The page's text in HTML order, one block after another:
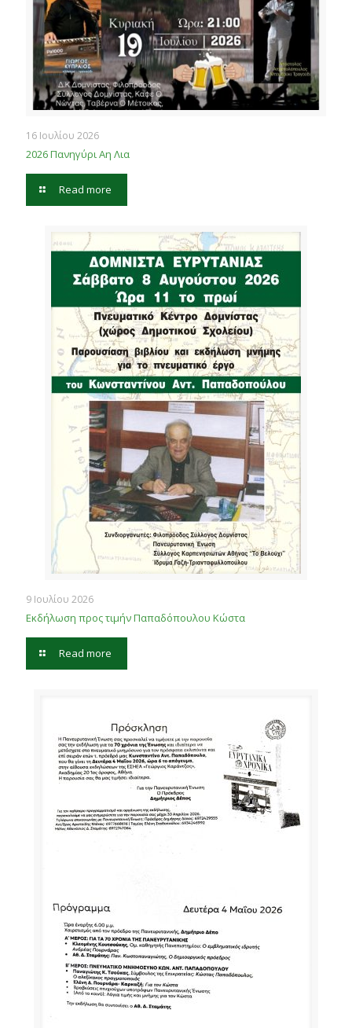
16 Ιουλίου 2026
2026 Πανηγύρι Αη Λια
Read more
9 Ιουλίου 2026
Εκδήλωση προς τιμήν Παπαδόπουλου Κώστα
Read more